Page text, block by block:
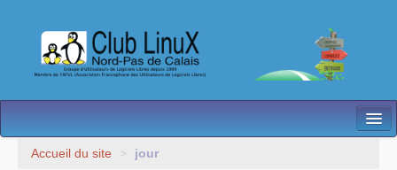
L’Association
Accueil du site > jour